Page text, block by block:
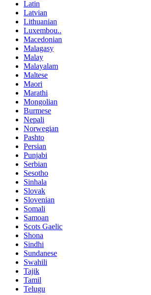
Latin
Latvian
Lithuanian
Luxembou..
Macedonian
Malagasy
Malay
Malayalam
Maltese
Maori
Marathi
Mongolian
Burmese
Nepali
Norwegian
Pashto
Persian
Punjabi
Serbian
Sesotho
Sinhala
Slovak
Slovenian
Somali
Samoan
Scots Gaelic
Shona
Sindhi
Sundanese
Swahili
Tajik
Tamil
Telugu